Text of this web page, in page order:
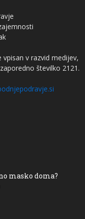
v razvid medijev,
številko 2121.
masko doma?